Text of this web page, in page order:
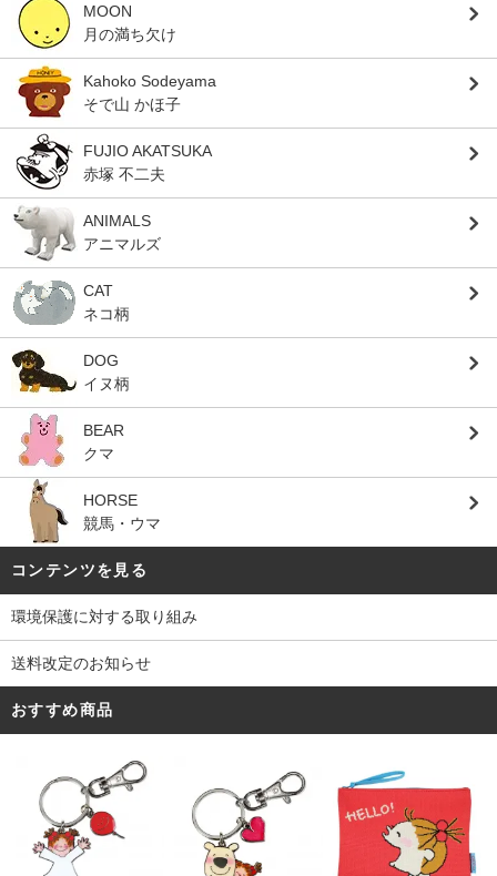
MOON
月の満ち欠け
Kahoko Sodeyama
そで山 かほ子
FUJIO AKATSUKA
赤塚 不二夫
ANIMALS
アニマルズ
CAT
ネコ柄
DOG
イヌ柄
BEAR
クマ
HORSE
競馬・ウマ
コンテンツを見る
環境保護に対する取り組み
送料改定のお知らせ
おすすめ商品